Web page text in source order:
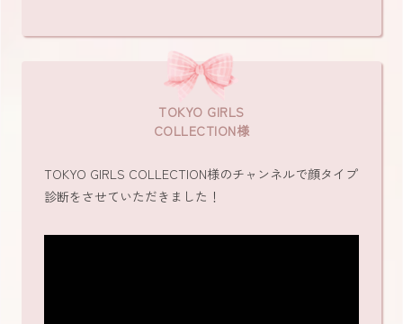
TOKYO GIRLS
COLLECTION様
TOKYO GIRLS COLLECTION様のチャンネルで顔タイプ
診断をさせていただきました！